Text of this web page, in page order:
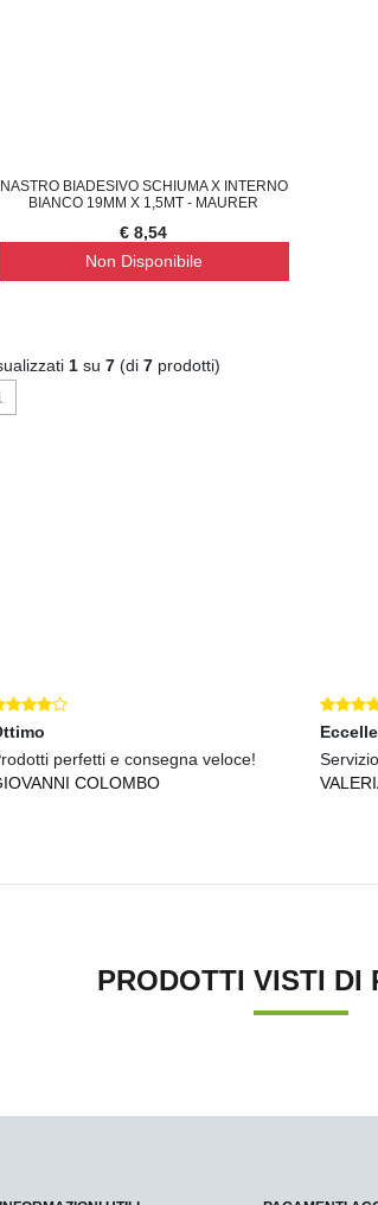
NASTRO BIADESIVO SCHIUMA X INTERNO
BIANCO 19MM X 1,5MT - MAURER
€ 8,54
Non Disponibile
1 su 7 (di 7 prodotti)
perfetti e consegna veloce!
COLOMBO
PRODOTTI VISTI DI